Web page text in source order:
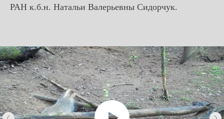
РАН к.б.н. Натальи Валерьевны Сидорчук.